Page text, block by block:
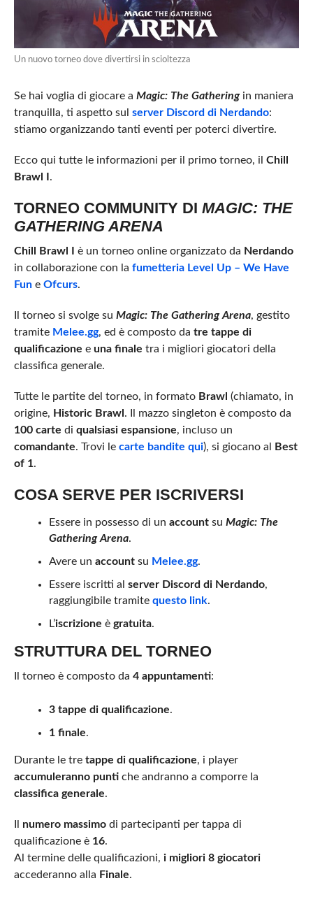
Un nuovo torneo dove divertirsi in scioltezza
Se hai voglia di giocare a Magic: The Gatheringin maniera
tranquilla, ti aspetto sul server Discord di Nerdando:
stiamo organizzando tanti eventi per poterci divertire.
Ecco qui tutte le informazioni per il primo torneo, il Chill
Brawl I .
TORNEO COMMUNITY DI MAGIC: THE
GATHERING ARENA
Chill Brawl I è un torneo online organizzato da Nerdando
in collaborazione con la fumetteria Level Up – We Have
Fune Ofcurs.
Il torneo si svolge su Magic: The Gathering Arena, gestito
tramite Melee.gg, ed è composto da tre tappe di
qualificazione e una finale tra i migliori giocatori della
classifica generale.
Tutte le partite del torneo, in formato Brawl (chiamato, in
origine, Historic Brawl . Il mazzo singleton è composto da
100 carte di qualsiasi espansione, incluso un
comandante. Trovi le carte bandite qui), si giocano al
Best
of 1.
COSA SERVE PER ISCRIVERSI
Essere in possesso di un accountsu Magic: The
Gathering Arena.
Avere un accountsu Melee.gg.
Essere iscritti al server Discord di Nerdando,
raggiungibile tramite questo link.
L’iscrizione è gratuita.
STRUTTURA DEL TORNEO
Il torneo è composto da 4 appuntamenti:
3 tappe di qualificazione.
1 finale.
Durante le tre tappe di qualificazione, i player
accumuleranno puntiche andranno a comporre la
classifica generale.
numero massimodi partecipanti per tappa di
qualificazione è 16.
Al termine delle qualificazioni, i migliori 8 giocatori
accederanno alla Finale.